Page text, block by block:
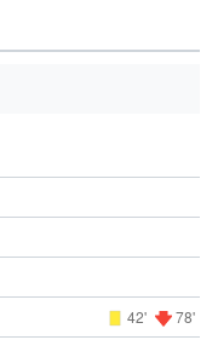
42' 78'